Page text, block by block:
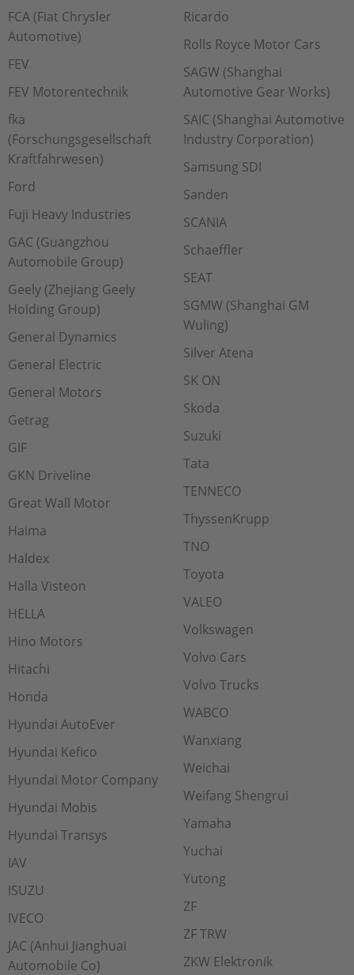
FCA (Fiat Chrysler
Automotive)
FEV
FEV Motorentechnik
fka
(Forschungsgesellschaft
Kraftfahrwesen)
Ford
Fuji Heavy Industries
GAC (Guangzhou
Automobile Group)
Geely (Zhejiang Geely
Holding Group)
General Dynamics
General Electric
General Motors
Getrag
GIF
GKN Driveline
Great Wall Motor
Haima
Haldex
Halla Visteon
HELLA
Hino Motors
Hitachi
Honda
Hyundai AutoEver
Hyundai Kefico
Hyundai Motor Company
Hyundai Mobis
Hyundai Transys
IAV
ISUZU
IVECO
JAC (Anhui Jianghuai
Automobile Co)
Ricardo
Rolls Royce Motor Cars
SAGW (Shanghai
Automotive Gear Works)
SAIC (Shanghai Automotive
Industry Corporation)
Samsung SDI
Sanden
SCANIA
Schaeffler
SEAT
SGMW (Shanghai GM
Wuling)
Silver Atena
SK ON
Skoda
Suzuki
Tata
TENNECO
ThyssenKrupp
TNO
Toyota
VALEO
Volkswagen
Volvo Cars
Volvo Trucks
WABCO
Wanxiang
Weichai
Weifang Shengrui
Yamaha
Yuchai
Yutong
ZF
ZF TRW
ZKW Elektronik